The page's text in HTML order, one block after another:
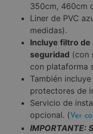
350cm, 460cm
Liner de PVC
medidas).
Incluye filtro de
seguridad (con
con plataforma
También
protectores de
Servicio de
opcional. (Ver
IMPORTANTE: